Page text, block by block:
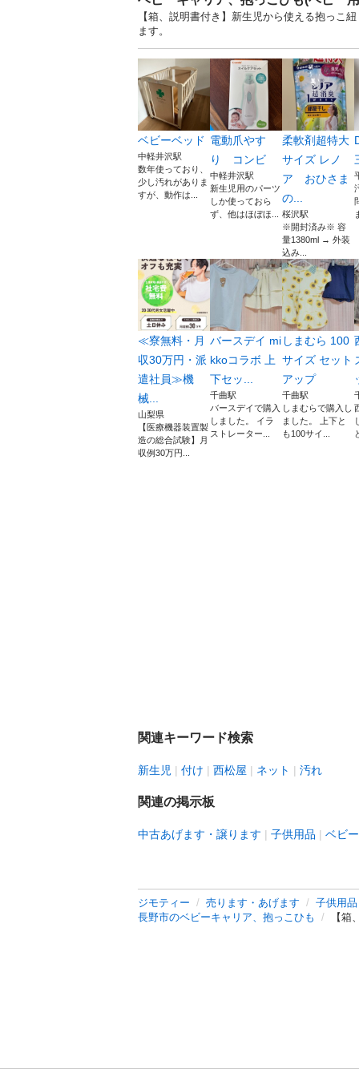
【箱、説明書付き】新生児から使える抱っ
ます。
ベビーベッド
中軽井沢駅
数年使っており、
少し汚れがありま
すが、動作は...
電動爪やす
り コンビ
中軽井沢駅
新生児用のパーツ
しか使っておら
ず、他はほぼほ...
柔軟剤超特大
サイズ レノ
ア おひさま
の...
桜沢駅
※開封済み※ 容
量1380ml → 外装
込み...
≪寮無料・月
収30万円・派
遣社員≫機
械...
山梨県
【医療機器装置製
造の総合試験】月
収例30万円...
バースデイ mi
kkoコラボ 上
下セッ...
千曲駅
バースデイで購入
しました。 イラ
ストレーター...
しまむら 100
サイズ セット
アップ
千曲駅
しまむらで購入し
ました。 上下と
も100サイ...
関連キーワード検索
新生児 付け 西松屋 ネット 汚れ
関連の掲示板
中古あげます・譲ります 子供用品 ベビ
ジモティー 売ります・あげます 子供用品
長野市のベビーキャリア、抱っこひも
【